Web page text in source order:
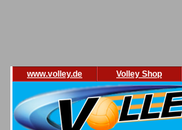
www.volley.de Volley Shop